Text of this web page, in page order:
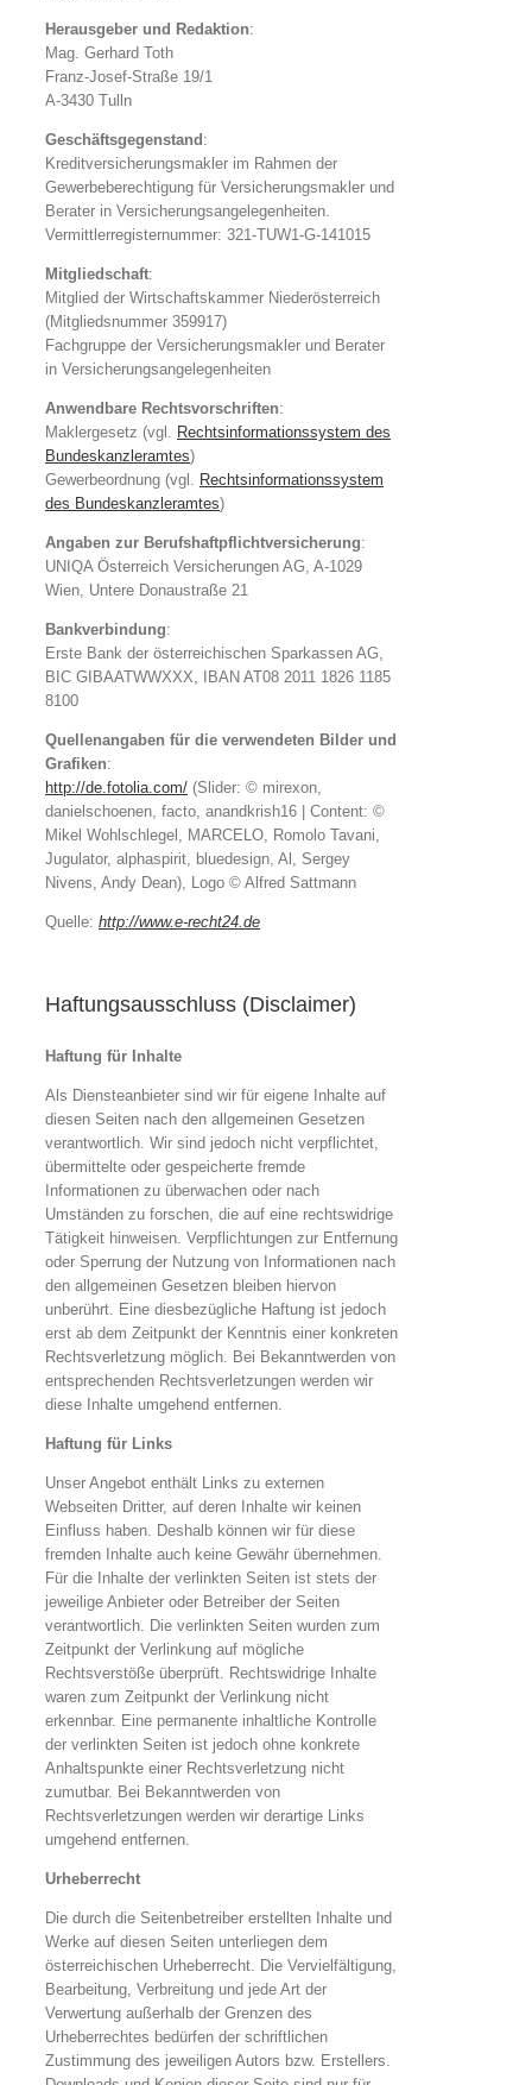
Herausgeber und Redaktion:
Mag. Gerhard Toth
Franz-Josef-Straße 19/1
A-3430 Tulln
Geschäftsgegenstand :
Kreditversicherungsmakler im Rahmen der
Gewerbeberechtigung für Versicherungsmakler und
Berater in Versicherungsangelegenheiten.
Vermittlerregisternummer: 321-TUW1-G-141015
Mitgliedschaft:
Mitglied der Wirtschaftskammer Niederösterreich
(Mitgliedsnummer 359917)
Fachgruppe der Versicherungsmakler und Berater
in Versicherungsangelegenheiten
Anwendbare Rechtsvorschriften:
Maklergesetz (vgl.
Rechtsinformationssystem des
Bundeskanzleramtes)
Gewerbeordnung (vgl.
Rechtsinformationssystem
des Bundeskanzleramtes)
Angaben zur Berufshaftpflichtversicherung:
UNIQA Österreich Versicherungen AG, A-1029
Wien, Untere Donaustraße 21
Bankverbindung:
Erste Bank der österreichischen Sparkassen AG,
BIC GIBAATWWXXX, IBAN AT08 2011 1826 1185
8100
Quellenangaben für die verwendeten Bilder und
Grafiken:
http://de.fotolia.com/ (Slider: © mirexon,
danielschoenen, facto, anandkrish16 | Content: ©
Mikel Wohlschlegel, MARCELO, Romolo Tavani,
Jugulator, alphaspirit, bluedesign, Al, Sergey
Nivens, Andy Dean), Logo © Alfred Sattmann
Quelle: http://www.e-recht24.de
Haftungsausschluss (Disclaimer)
Haftung für Inhalte
Als Diensteanbieter sind wir für eigene Inhalte auf
diesen Seiten nach den allgemeinen Gesetzen
verantwortlich. Wir sind jedoch nicht verpflichtet,
übermittelte oder gespeicherte fremde
Informationen zu überwachen oder nach
Umständen zu forschen, die auf eine rechtswidrige
Tätigkeit hinweisen. Verpflichtungen zur Entfernung
oder Sperrung der Nutzung von Informationen nach
den allgemeinen Gesetzen bleiben hiervon
unberührt. Eine diesbezügliche Haftung ist jedoch
erst ab dem Zeitpunkt der Kenntnis einer konkreten
Rechtsverletzung möglich. Bei Bekanntwerden von
entsprechenden Rechtsverletzungen werden wir
diese Inhalte umgehend entfernen.
Haftung für Links
Unser Angebot enthält Links zu externen
Webseiten Dritter, auf deren Inhalte wir keinen
Einfluss haben. Deshalb können wir für diese
fremden Inhalte auch keine Gewähr übernehmen.
Für die Inhalte der verlinkten Seiten ist stets der
jeweilige Anbieter oder Betreiber der Seiten
verantwortlich. Die verlinkten Seiten wurden zum
Zeitpunkt der Verlinkung auf mögliche
Rechtsverstöße überprüft. Rechtswidrige Inhalte
waren zum Zeitpunkt der Verlinkung nicht
erkennbar. Eine permanente inhaltliche Kontrolle
der verlinkten Seiten ist jedoch ohne konkrete
Anhaltspunkte einer Rechtsverletzung nicht
zumutbar. Bei Bekanntwerden von
Rechtsverletzungen werden wir derartige Links
umgehend entfernen.
Urheberrecht
Die durch die Seitenbetreiber erstellten Inhalte und
Werke auf diesen Seiten unterliegen dem
österreichischen Urheberrecht. Die Vervielfältigung,
Bearbeitung, Verbreitung und jede Art der
Verwertung außerhalb der Grenzen des
Urheberrechtes bedürfen der schriftlichen
Zustimmung des jeweiligen Autors bzw. Erstellers.